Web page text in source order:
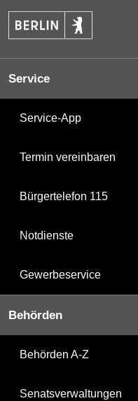
Service
Service-App
Termin vereinbaren
Bürgertelefon 115
Notdienste
Gewerbeservice
Behörden
Behörden A-Z
Senatsverwaltungen